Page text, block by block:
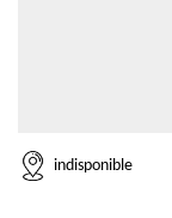
indisponible